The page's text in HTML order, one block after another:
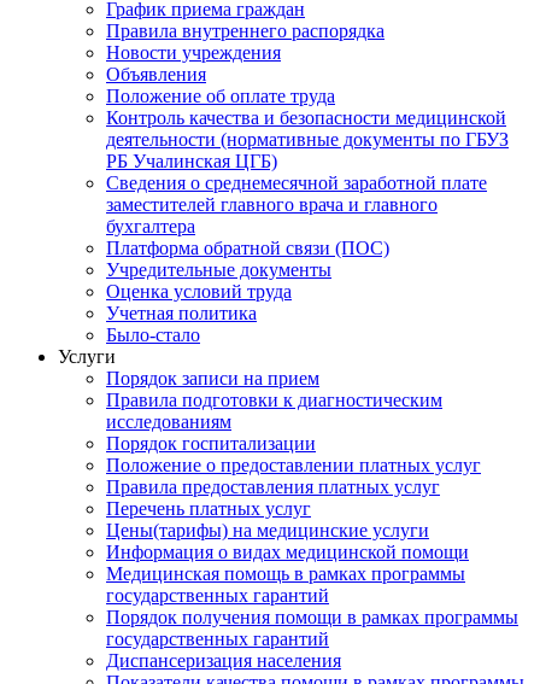
График приема граждан
Правила внутреннего распорядка
Новости учреждения
Объявления
Положение об оплате труда
Контроль качества и безопасности медицинской
деятельности (нормативные документы по ГБУЗ
РБ Учалинская ЦГБ)
Сведения о среднемесячной заработной плате
заместителей главного врача и главного
бухгалтера
Платформа обратной связи (ПОС)
Учредительные документы
Оценка условий труда
Учетная политика
Было-стало
Услуги
Порядок записи на прием
Правила подготовки к диагностическим
исследованиям
Порядок госпитализации
Положение о предоставлении платных услуг
Правила предоставления платных услуг
Перечень платных услуг
Цены(тарифы) на медицинские услуги
Информация о видах медицинской помощи
Медицинская помощь в рамках программы
государственных гарантий
Порядок получения помощи в рамках программы
государственных гарантий
Диспансеризация населения